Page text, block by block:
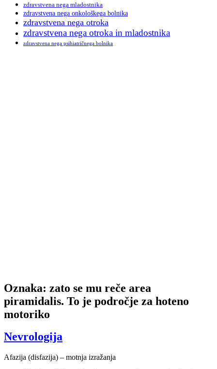
zdravstvena nega mladostnika
zdravstvena nega onkološkega bolnika
zdravstvena nega otroka
zdravstvena nega otroka in mladostnika
zdravstvena nega psihiatričnega bolnika
Oznaka: zato se mu reče area
piramidalis. To je področje za hoteno
motoriko
Nevrologija
Afazija (disfazija) – motnja izražanja